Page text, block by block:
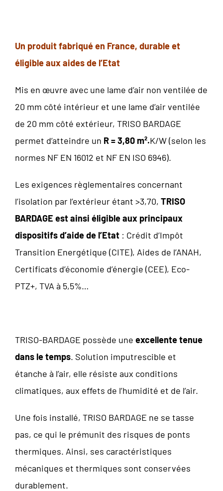
Un produit fabriqué en France, durable et
éligible aux aides de l’Etat
Mis en œuvre avec une lame d’air non ventilée de
20 mm côté intérieur et une lame d’air ventilée
de 20 mm côté extérieur, TRISO BARDAGE
permet d’atteindre un R = 3,80 m².K/W (selon les
normes NF EN 16012 et NF EN ISO 6946).
Les exigences règlementaires concernant
l’isolation par l’extérieur étant >3,70, TRISO
BARDAGE est ainsi éligible aux principaux
dispositifs d’aide de l’Etat : Crédit d’Impôt
Transition Energétique (CITE), Aides de l’ANAH,
Certificats d’économie d’énergie (CEE), Eco-
PTZ+, TVA à 5,5%…
TRISO-BARDAGE possède une excellente tenue
dans le temps. Solution imputrescible et
étanche à l’air, elle résiste aux conditions
climatiques, aux effets de l’humidité et de l’air.
Une fois installé, TRISO BARDAGE ne se tasse
pas, ce qui le prémunit des risques de ponts
thermiques. Ainsi, ses caractéristiques
mécaniques et thermiques sont conservées
durablement.